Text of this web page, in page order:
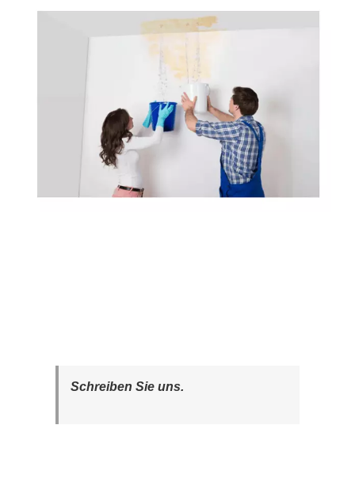
Schreiben Sie uns.